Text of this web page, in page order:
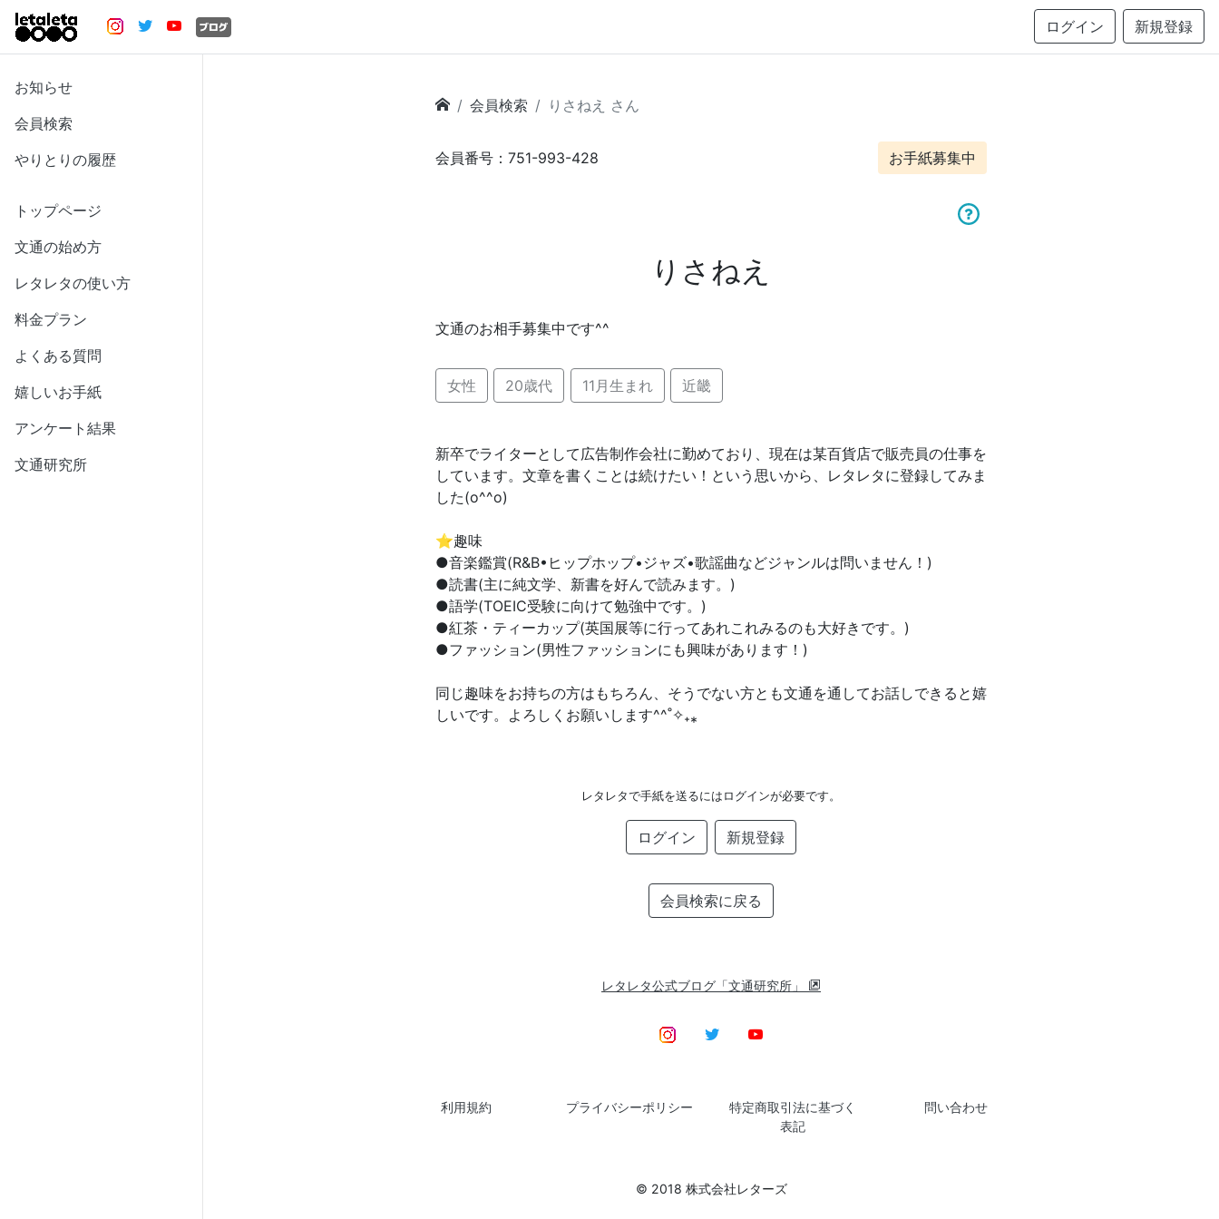
ログイン 新規登録
お知らせ
会員検索
やりとりの履歴
トップページ
文通の始め方
レタレタの使い方
料金プラン
よくある質問
嬉しいお手紙
アンケート結果
文通研究所
会員検索 りさねえ さん
会員番号：751-993-428 お手紙募集中
りさねえ
文通のお相手募集中です^^
女性 20歳代 11月生まれ 近畿
新卒でライターとして広告制作会社に勤めており、現在は某百貨店で販売員の仕事を
しています。文章を書くことは続けたい！という思いから、レタレタに登録してみま
した(o^^o)
⭐︎趣味
●音楽鑑賞(R&B•ヒップホップ•ジャズ•歌謡曲などジャンルは問いません！)
●読書(主に純文学、新書を好んで読みます。)
●語学(TOEIC受験に向けて勉強中です。)
●紅茶・ティーカップ(英国展等に行ってあれこれみるのも大好きです。)
●ファッション(男性ファッションにも興味があります！)
同じ趣味をお持ちの方はもちろん、そうでない方とも文通を通してお話しできると嬉
しいです。よろしくお願いします^^˚✧₊⁎
レタレタで手紙を送るにはログインが必要です。
ログイン 新規登録
会員検索に戻る
レタレタ公式ブログ「文通研究所」
利用規約 プライバシーポリシー
特定商取引法に基づく
表記
問い合わせ
© 2018 株式会社レターズ